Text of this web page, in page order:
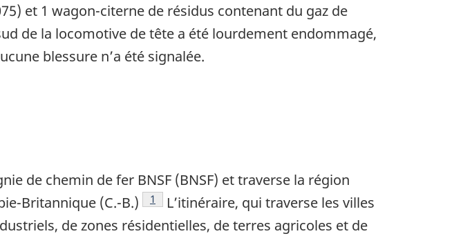
et 1 wagon-citerne de résidus contenant du gaz de
de la locomotive de tête a été lourdement endommagé,
blessure n’a été signalée.
de chemin de fer BNSF (BNSF) et traverse la région
Britannique (C.-B.)
1
L’itinéraire, qui traverse les villes
de zones résidentielles, de terres agricoles et de